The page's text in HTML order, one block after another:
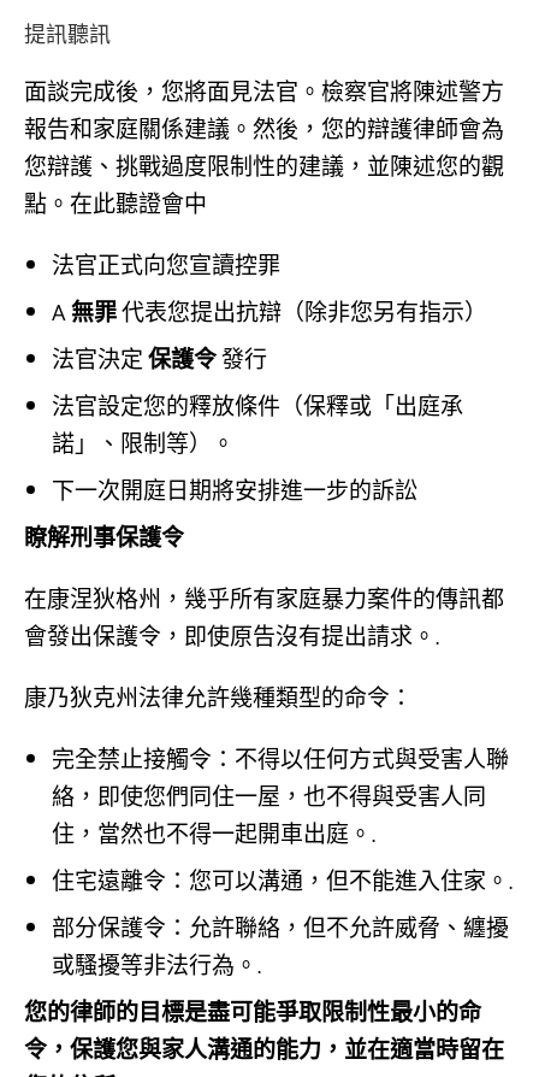
提訊聽訊
面談完成後，您將面見法官。檢察官將陳述警方
報告和家庭關係建議。然後，您的辯護律師會為
您辯護、挑戰過度限制性的建議，並陳述您的觀
點。在此聽證會中
法官正式向您宣讀控罪
A無罪代表您提出抗辯（除非您另有指示）
法官決定保護令發行
法官設定您的釋放條件（保釋或「出庭承
諾」、限制等）。
下一次開庭日期將安排進一步的訴訟
瞭解刑事保護令
在康涅狄格州，幾乎所有家庭暴力案件的傳訊都
會發出保護令，即使原告沒有提出請求。.
康乃狄克州法律允許幾種類型的命令：
完全禁止接觸令：不得以任何方式與受害人聯
絡，即使您們同住一屋，也不得與受害人同
住，當然也不得一起開車出庭。.
住宅遠離令：您可以溝通，但不能進入住家。.
部分保護令：允許聯絡，但不允許威脅、纏擾
或騷擾等非法行為。.
您的律師的目標是盡可能爭取限制性最小的命
令，保護您與家人溝通的能力，並在適當時留在